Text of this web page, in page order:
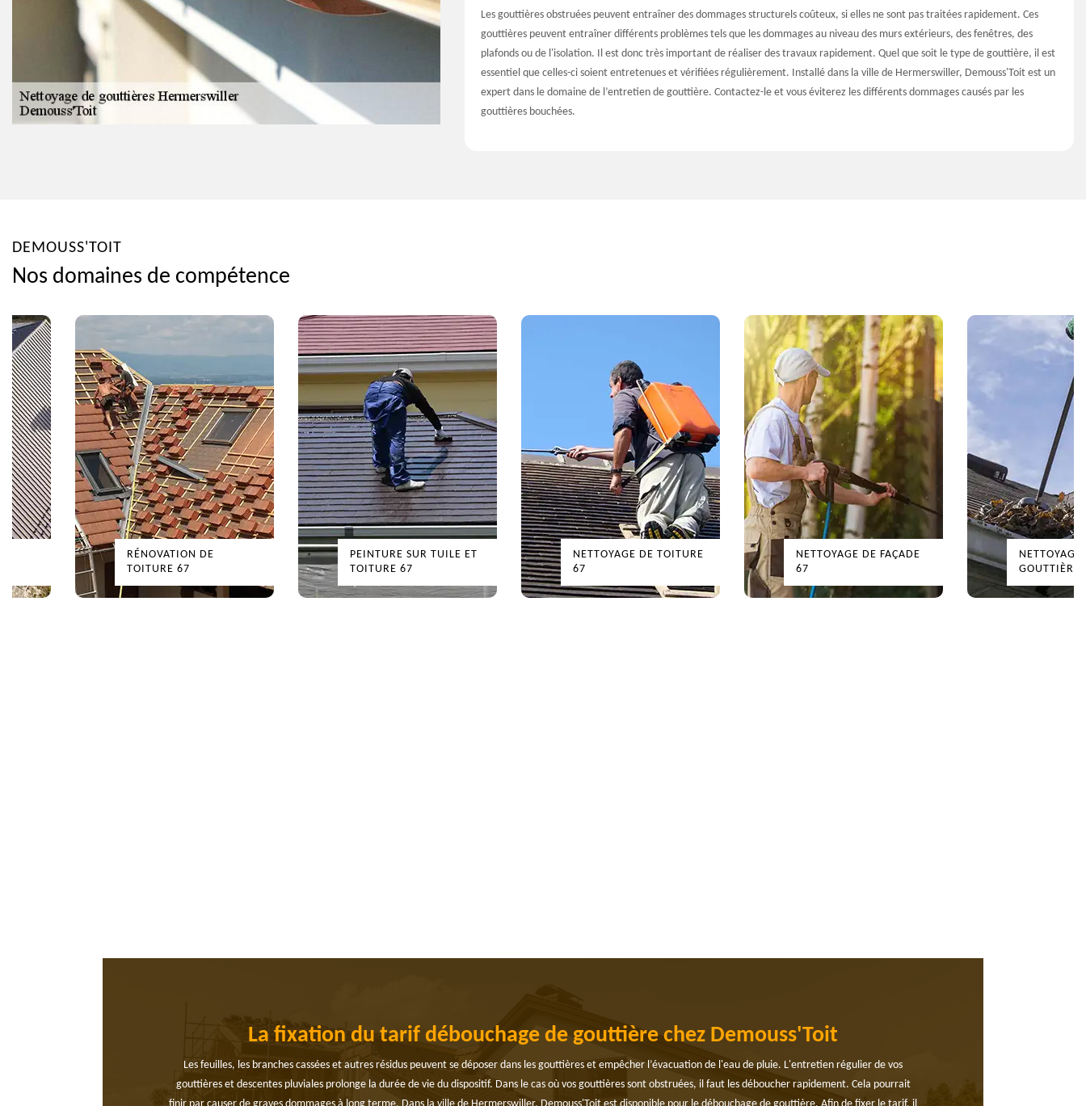
Les gouttières obstruées peuvent entraîner des dommages structurels coûteux, si elles ne sont pas traitées rapidement. Ces
gouttières peuvent entraîner différents problèmes tels que les dommages au niveau des murs extérieurs, des fenêtres, des
plafonds ou de l'isolation. Il est donc très important de réaliser des travaux rapidement. Quel que soit le type de gouttière, il est
essentiel que celles-ci soient entretenues et vérifiées régulièrement. Installé dans la ville de Hermerswiller, Demouss'Toit est un
expert dans le domaine de l’entretien de gouttière. Contactez-le et vous éviterez les différents dommages causés par les
gouttières bouchées.
DEMOUSS'TOIT
Nos domaines de compétence
RÉNOVATION DE
TOITURE 67
PEINTURE SUR TUILE ET
TOITURE 67
NETTOYAGE DE TOITURE
67
NETTOYAGE DE FAÇADE
67
NETTOYAGE
La fixation du tarif débouchage de gouttière chez Demouss'Toit
Les feuilles, les branches cassées et autres résidus peuvent se déposer dans les gouttières et empêcher l’évacuation de l'eau de pluie. L'entretien régulier de vos
gouttières et descentes pluviales prolonge la durée de vie du dispositif. Dans le cas où vos gouttières sont obstruées, il faut les déboucher rapidement. Cela pourrait